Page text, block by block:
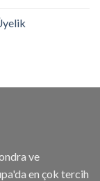
ve
en çok tercih